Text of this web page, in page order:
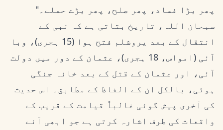
پھر بڑا فساد، پھر صلح، پھر بڑے حملے۔"
سبحان اللہ، تاریخ بتاتی ہے کہ نبی کے
انتقال کے بعد یروشلم فتح ہوا (15 ہجری)، وبا
آئی (امواس، 18 ہجری)، عثمان کے دور میں دولت
آئی، اور عثمان کے قتل کے بعد خانہ جنگی
ہوئی، بالکل ان کے الفاظ کے مطابق۔ اس حدیث
کی آخری پیش گوئی غالباً قیامت کے قریب کے
واقعات کی طرف اشارہ کرتی ہے جو ابھی آنے